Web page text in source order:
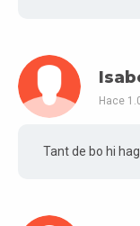
Hace
Tant de bo hi